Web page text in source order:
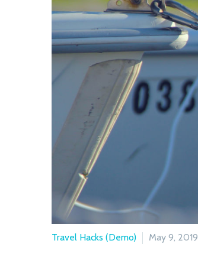
Travel Hacks (Demo) May 9, 2019